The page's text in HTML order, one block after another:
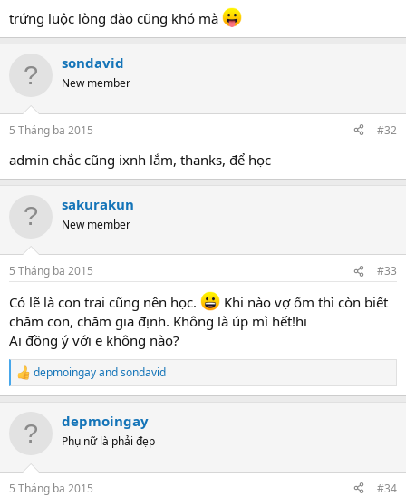
trứng luộc lòng đào cũng khó mà
sondavid
New member
5 Tháng ba 2015 #32
admin chắc cũng ixnh lắm, thanks, để học
sakurakun
New member
5 Tháng ba 2015 #33
Có lẽ là con trai cũng nên học.
Khi nào vợ ốm thì còn biết
chăm con, chăm gia định. Không là úp mì hết!hi
Ai đồng ý với e không nào?
R
e
depmoingayandsondavid
depmoingay
Phụ nữ là phải đẹp
5 Tháng ba 2015 #34